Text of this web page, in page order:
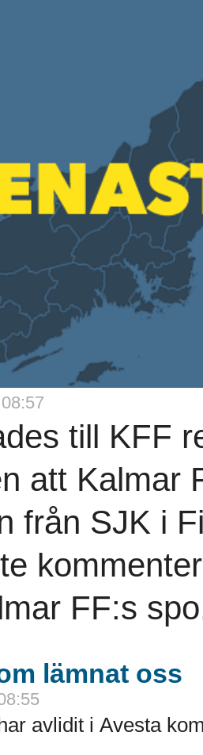
till KFF
att Kalmar
från SJK i
FF:s
lämnat oss
avlidit i Avesta